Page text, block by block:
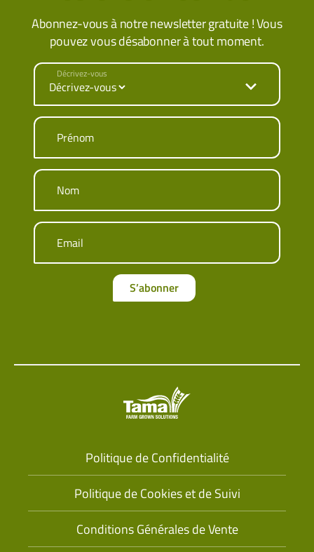
Abonnez-vous à notre newsletter gratuite ! Vous
pouvez vous désabonner à tout moment.
Décrivez-vous
Prénom
Nom
Email
S’abonner
Politique de Confidentialité
Politique de Cookies et de Suivi
Conditions Générales de Vente